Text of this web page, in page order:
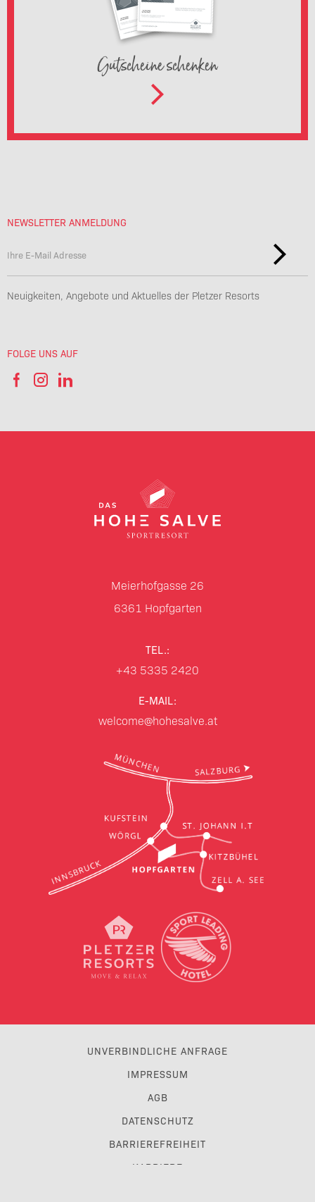
Gutscheine schenken
NEWSLETTER ANMELDUNG
Neuigkeiten, Angebote und Aktuelles der Pletzer Resorts
FOLGE UNS AUF
Meierhofgasse 26
6361 Hopfgarten
TEL.:
+43 5335 2420
E-MAIL:
welcome@hohesalve.at
UNVERBINDLICHE ANFRAGE
IMPRESSUM
AGB
DATENSCHUTZ
BARRIEREFREIHEIT
KARRIERE